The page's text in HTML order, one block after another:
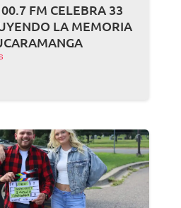
FM CELEBRA 33
LA MEMORIA